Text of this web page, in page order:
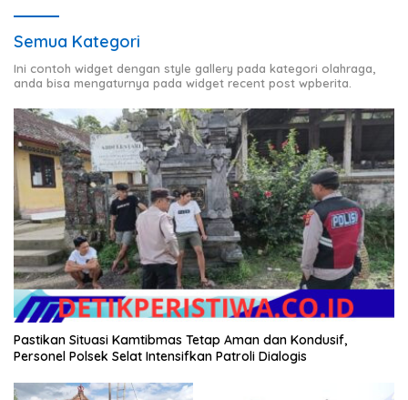
Semua Kategori
Ini contoh widget dengan style gallery pada kategori olahraga,
anda bisa mengaturnya pada widget recent post wpberita.
Pastikan Situasi Kamtibmas Tetap Aman dan Kondusif,
Personel Polsek Selat Intensifkan Patroli Dialogis